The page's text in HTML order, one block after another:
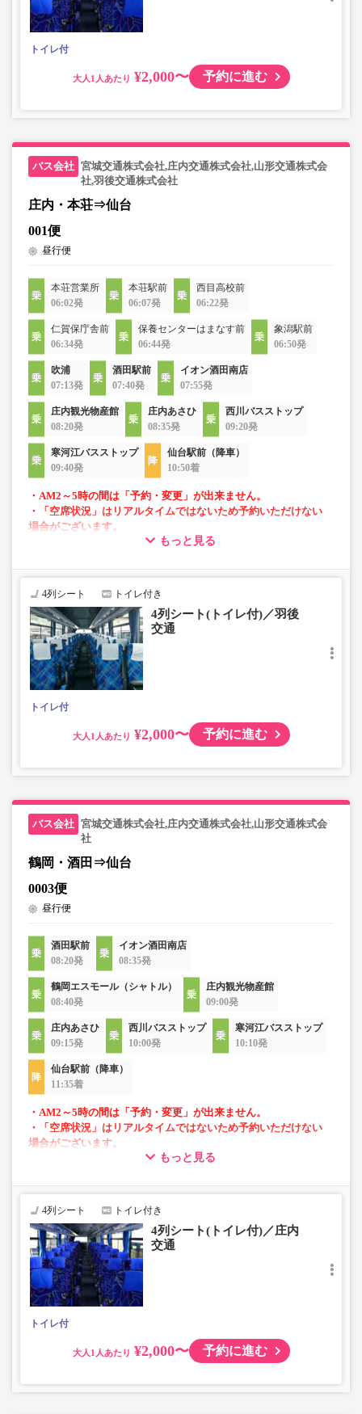
トイレ付
大人 ¥2,000〜 予約に進む
宮城交通株式会社,庄内交通株式会社,山形交通株式会
社,羽後交通株式会社
庄内・本荘⇒仙台
001便
昼行便
本荘営業所
06:02発
本荘駅前
06:07発
西目高校前
06:22発
仁賀保庁舎前
06:34発
保養センターはまなす前
06:44発
象潟駅前
06:50発
吹浦
07:13発
酒田駅前
07:40発
イオン酒田南店
07:55発
庄内観光物産館
08:20発
庄内あさひ
08:35発
西川バスストップ
09:20発
寒河江バスストップ
09:40発
仙台駅前（降車）
10:50着
・AM2～5時の間は「予約・変更」が出来ません。
・「空席状況」はリアルタイムではないため予約いただけない
場合がございます。
・車内トイレ完備で長旅でも安心
もっと見る
4列シート トイレ付き
4列シート(トイレ付)／羽後
交通
トイレ付
大人 ¥2,000〜 予約に進む
宮城交通株式会社,庄内交通株式会社,山形交通株式会
社
鶴岡・酒田⇒仙台
0003便
昼行便
酒田駅前
08:20発
イオン酒田南店
08:35発
鶴岡エスモール（シャトル）
08:40発
庄内観光物産館
09:00発
庄内あさひ
09:15発
西川バスストップ
10:00発
寒河江バスストップ
10:10発
仙台駅前（降車）
11:35着
・AM2～5時の間は「予約・変更」が出来ません。
・「空席状況」はリアルタイムではないため予約いただけない
場合がございます。
・車内トイレ完備で長旅でも安心
もっと見る
4列シート トイレ付き
4列シート(トイレ付)／庄内
交通
トイレ付
大人 ¥2,000〜 予約に進む